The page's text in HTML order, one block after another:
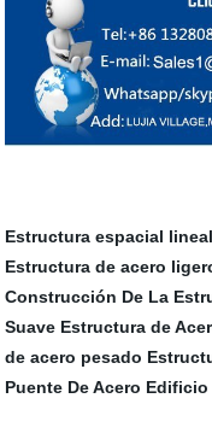
Estructura espacial lineal
Estructura de acero
Construcción De La
Suave Estructura de
de acero pesado
Puente De Acero